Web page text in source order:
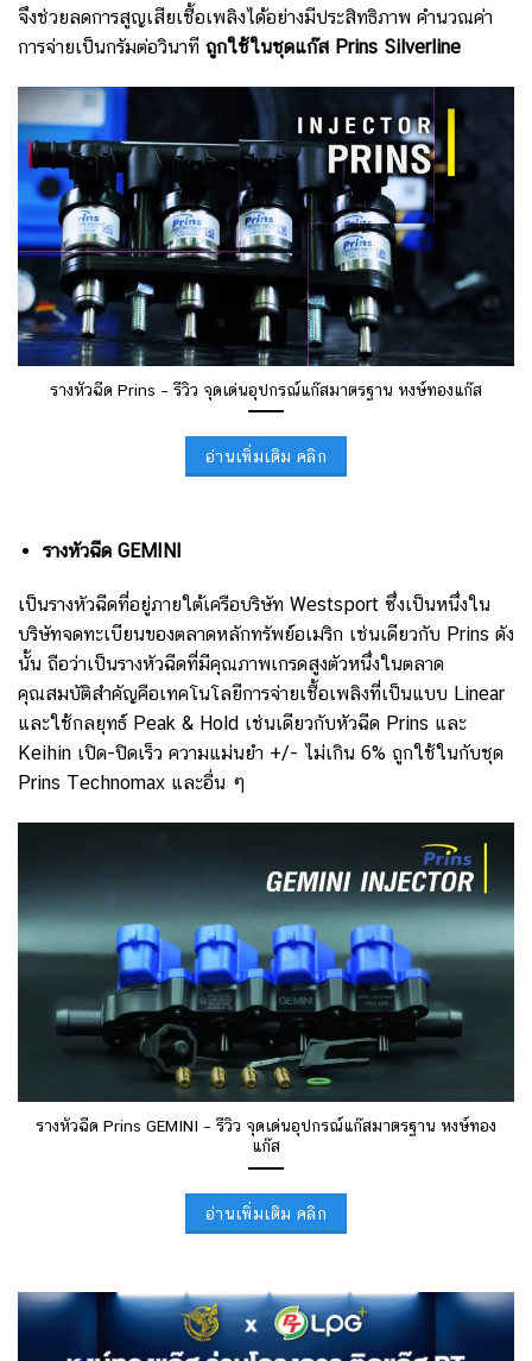
จึงช่วยลดการสูญเสียเชื้อเพลิงได้อย่างมีประสิทธิภาพ คำนวณค่า
การจ่ายเป็นกรัมต่อวินาที ถูกใช้ในชุดแก๊ส Prins Silverline
รางหัวฉีด Prins – รีวิว จุดเด่นอุปกรณ์แก๊สมาตรฐาน หงษ์ทองแก๊ส
อ่านเพิ่มเติม คลิก
รางหัวฉีด GEMINI
เป็นรางหัวฉีดที่อยู่ภายใต้เครือบริษัท Westsport ซึ่งเป็นหนึ่งใน
บริษัทจดทะเบียนของตลาดหลักทรัพย์อเมริก เช่นเดียวกับ Prins ดัง
นั้น ถือว่าเป็นรางหัวฉีดที่มีคุณภาพเกรดสูงตัวหนึ่งในตลาด
คุณสมบัติสำคัญคือเทคโนโลยีการจ่ายเชื้อเพลิงที่เป็นแบบ Linear
และใช้กลยุทธ์ Peak & Hold เช่นเดียวกับหัวฉีด Prins และ
Keihin เปิด-ปิดเร็ว ความแม่นยำ +/- ไม่เกิน 6% ถูกใช้ในกับชุด
Prins Technomax และอื่น ๆ
รางหัวฉีด Prins GEMINI – รีวิว จุดเด่นอุปกรณ์แก๊สมาตรฐาน หงษ์ทอง
แก๊ส
อ่านเพิ่มเติม คลิก